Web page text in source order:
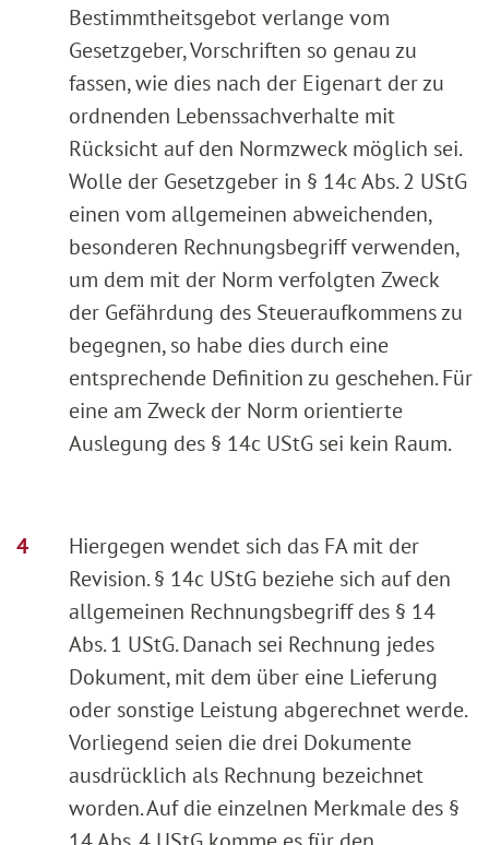
Bestimmtheitsgebot verlange vom
Gesetzgeber, Vorschriften so genau zu
fassen, wie dies nach der Eigenart der zu
ordnenden Lebenssachverhalte mit
Rücksicht auf den Normzweck möglich sei.
Wolle der Gesetzgeber in § 14c Abs. 2 UStG
einen vom allgemeinen abweichenden,
besonderen Rechnungsbegriff verwenden,
um dem mit der Norm verfolgten Zweck
der Gefährdung des Steueraufkommens zu
begegnen, so habe dies durch eine
entsprechende Definition zu geschehen. Für
eine am Zweck der Norm orientierte
Auslegung des § 14c UStG sei kein Raum.
Hiergegen wendet sich das FA mit der
Revision. § 14c UStG beziehe sich auf den
allgemeinen Rechnungsbegriff des § 14
Abs. 1 UStG. Danach sei Rechnung jedes
Dokument, mit dem über eine Lieferung
oder sonstige Leistung abgerechnet werde.
Vorliegend seien die drei Dokumente
ausdrücklich als Rechnung bezeichnet
worden. Auf die einzelnen Merkmale des §